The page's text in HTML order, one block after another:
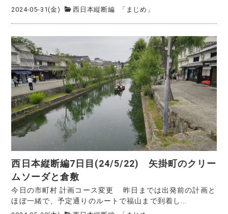
2024-05-31(金) 西日本縦断編 「まじめ」
西日本縦断編7日目(24/5/22) 矢掛町のクリー
ムソーダと倉敷
今日の市町村 計画コース変更 昨日までは出発前の計画と
ほぼ一緒で、予定通りのルートで福山まで到着し...